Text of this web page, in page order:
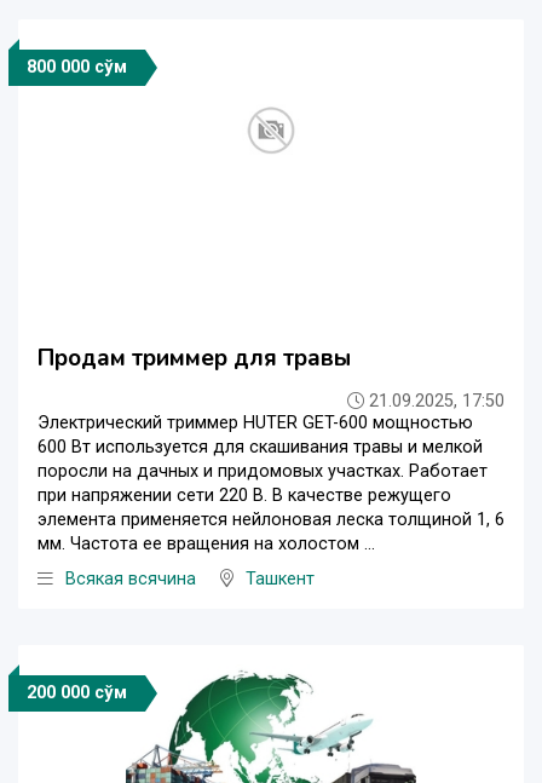
800 000 сўм
Продам триммер для травы
21.09.2025, 17:50
Электрический триммер HUTER GET-600 мощностью
600 Вт используется для скашивания травы и мелкой
поросли на дачных и придомовых участках. Работает
при напряжении сети 220 В. В качестве режущего
элемента применяется нейлоновая леска толщиной 1, 6
мм. Частота ее вращения на холостом ...
Всякая всячина
Ташкент
200 000 сўм